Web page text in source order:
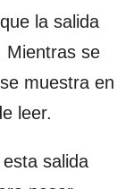
la salida
Mientras se
muestra en
leer.
salida